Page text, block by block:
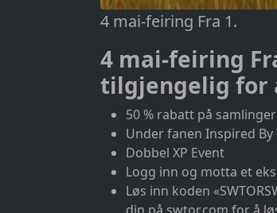
4 mai-feiring Fra 1.
4 mai-feiring
tilgjengelig for
50 % rabatt på
Under fanen Inspired
Dobbel XP Event
Logg inn og motta et
Løs inn koden